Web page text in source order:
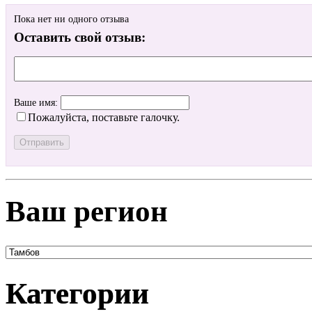
Пока нет ни одного отзыва
Оставить свой отзыв:
Ваше имя:
Пожалуйста, поставьте галочку.
Ваш регион
Категории